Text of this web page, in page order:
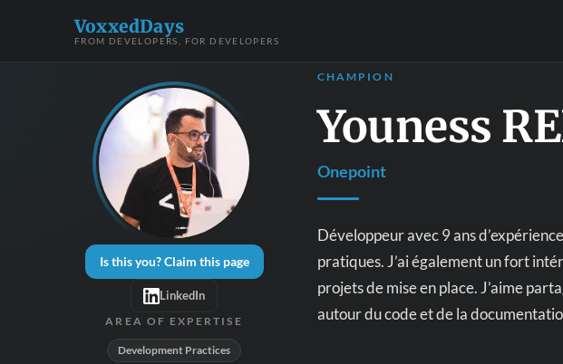
VoxxedDays
FROM DEVELOPERS, FOR DEVELOPERS
Is this you? Claim this page
LinkedIn
AREA OF EXPERTISE
Development Practices
CHAMPION
Youness
Onepoint
Développeur avec 9 ans
pratiques. J’ai également un fort
projets de mise en place. J’aime
autour du code et de la